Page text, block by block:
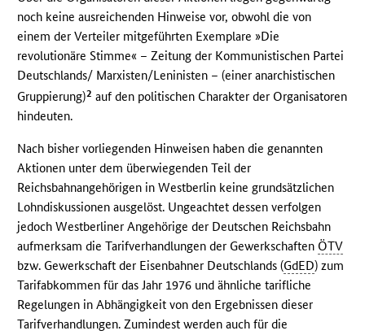
noch keine ausreichenden Hinweise vor, obwohl die von
einem der Verteiler mitgeführten Exemplare »Die
revolutionäre Stimme« – Zeitung der Kommunistischen Partei
Deutschlands/ Marxisten/Leninisten – (einer anarchistischen
Gruppierung)2 auf den politischen Charakter der Organisatoren
hindeuten.
Nach bisher vorliegenden Hinweisen haben die genannten
Aktionen unter dem überwiegenden Teil der
Reichsbahnangehörigen in Westberlin keine grundsätzlichen
Lohndiskussionen ausgelöst. Ungeachtet dessen verfolgen
jedoch Westberliner Angehörige der Deutschen Reichsbahn
aufmerksam die Tarifverhandlungen der Gewerkschaften ÖTV
bzw. Gewerkschaft der Eisenbahner Deutschlands (GdED) zum
Tarifabkommen für das Jahr 1976 und ähnliche tarifliche
Regelungen in Abhängigkeit von den Ergebnissen dieser
Tarifverhandlungen. Zumindest werden auch für die